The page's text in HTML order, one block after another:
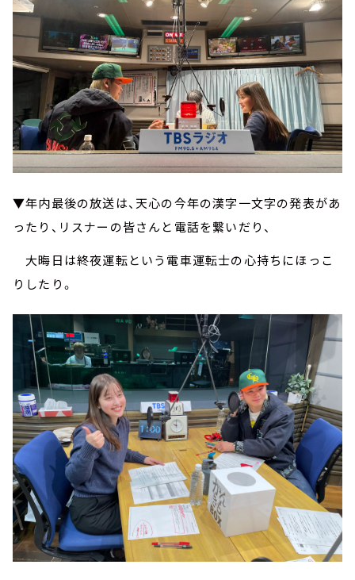
▼年内最後の放送は、天心の今年の漢字一文字の発表があ
ったり、リスナーの皆さんと電話を繋いだり、
大晦日は終夜運転という電車運転士の心持ちにほっこ
りしたり。